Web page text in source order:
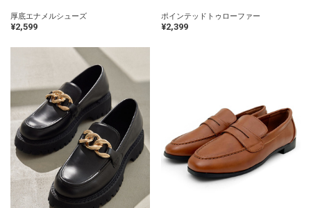
厚底エナメルシューズ
¥2,599
ポインテッドトゥローファー
¥2,399